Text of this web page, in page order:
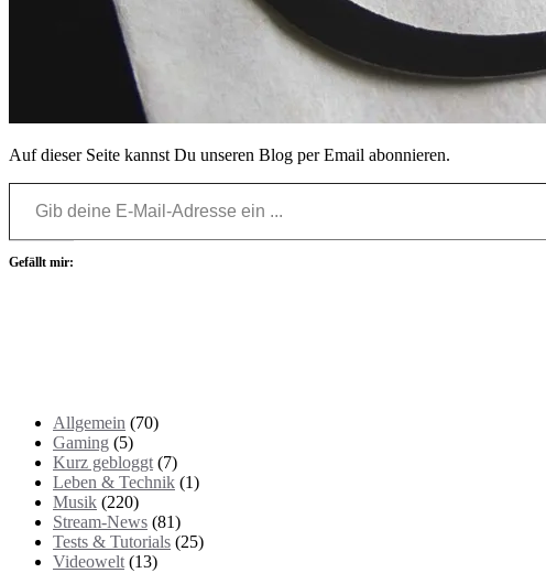
Auf dieser Seite kannst Du unseren Blog per Email abonnieren.
Gib deine E-Mail-Adresse ein …
Gefällt mir:
Allgemein (70)
Gaming (5)
Kurz gebloggt (7)
Leben & Technik (1)
Musik (220)
Stream-News (81)
Tests & Tutorials (25)
Videowelt (13)